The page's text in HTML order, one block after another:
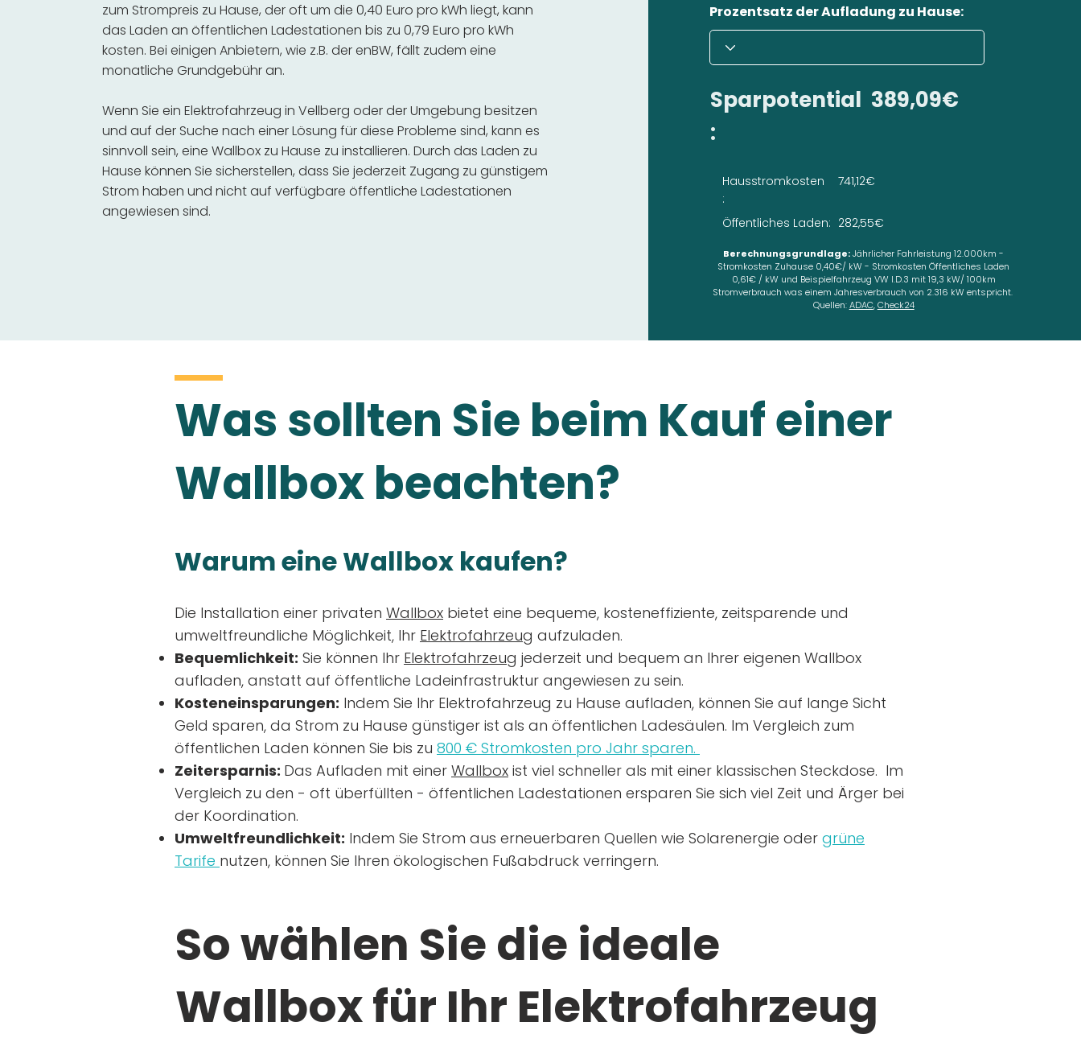
zum Strompreis zu Hause, der oft um die 0,40 Euro pro kWh liegt, kann
das Laden an öffentlichen Ladestationen bis zu 0,79 Euro pro kWh
kosten. Bei einigen Anbietern, wie z.B. der enBW, fällt zudem eine
monatliche Grundgebühr an.
Wenn Sie ein Elektrofahrzeug in Vellberg oder der Umgebung besitzen
und auf der Suche nach einer Lösung für diese Probleme sind, kann es
sinnvoll sein, eine Wallbox zu Hause zu installieren. Durch das Laden zu
Hause können Sie sicherstellen, dass Sie jederzeit Zugang zu günstigem
Strom haben und nicht auf verfügbare öffentliche Ladestationen
angewiesen sind.
Prozentsatz der Aufladung zu Hause:
Sparpotential
:
389,09€
Hausstromkosten
:
Öffentliches Laden:
741,12€
282,55€
Berechnungsgrundlage:Jährlicher Fahrleistung 12.000km -
Stromkosten Zuhause 0,40€/ kW - Stromkosten Öffentliches Laden
0,61€ / kW und Beispielfahrzeug VW I.D.3 mit 19,3 kW/ 100km
Stromverbrauch was einem Jahresverbrauch von 2.316 kW entspricht.
Quellen:ADAC,Check24
Was sollten Sie beim Kauf einer
Wallbox beachten?
Warum eine Wallbox kaufen?
Die Installation einer privaten Wallbox bietet eine bequeme, kosteneffiziente, zeitsparende und
umweltfreundliche Möglichkeit, Ihr Elektrofahrzeug aufzuladen.
Bequemlichkeit: Sie können Ihr Elektrofahrzeug jederzeit und bequem an Ihrer eigenen Wallbox
aufladen, anstatt auf öffentliche Ladeinfrastruktur angewiesen zu sein.
Kosteneinsparungen: Indem Sie Ihr Elektrofahrzeug zu Hause aufladen, können Sie auf lange Sicht
Geld sparen, da Strom zu Hause günstiger ist als an öffentlichen Ladesäulen. Im Vergleich zum
öffentlichen Laden können Sie bis zu 800 € Stromkosten pro Jahr sparen.
Zeitersparnis: Das Aufladen mit einer Wallbox ist viel schneller als mit einer klassischen Steckdose. Im
Vergleich zu den - oft überfüllten - öffentlichen Ladestationen ersparen Sie sich viel Zeit und Ärger bei
der Koordination.
Umweltfreundlichkeit: Indem Sie Strom aus erneuerbaren Quellen wie Solarenergie oder grüne
Tarife nutzen, können Sie Ihren ökologischen Fußabdruck verringern.
So wählen Sie die ideale
Wallbox für Ihr Elektrofahrzeug